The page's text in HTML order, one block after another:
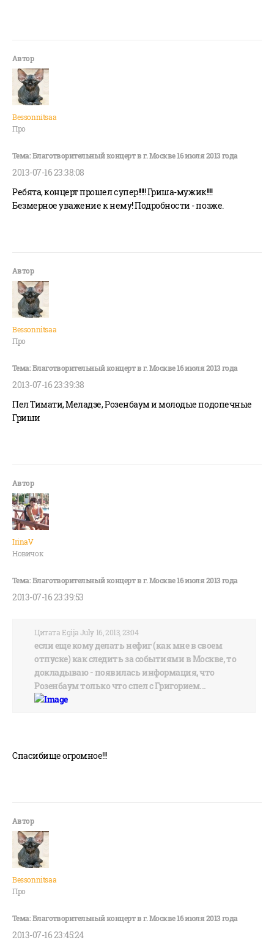
Bessonnitsaa
Про
2013-07-16 23:38:08
Ребята, концерт прошел супер!!!!! Гриша-мужик!!!!
Безмерное уважение к нему! Подробности - позже.
Bessonnitsaa
Про
2013-07-16 23:39:38
Пел Тимати, Меладзе, Розенбаум и молодые подопечные
Гриши
IrinaV
Новичок
2013-07-16 23:39:53
Цитата Egija July 16, 2013, 23:04
если еще кому делать нефиг (как мне в своем
отпуске) как следить за событиями в Москве, то
докладываю - появилась информация, что
Розенбаум только что спел с Григорием...
Спасибище огромное!!!
Bessonnitsaa
Про
2013-07-16 23:45:24